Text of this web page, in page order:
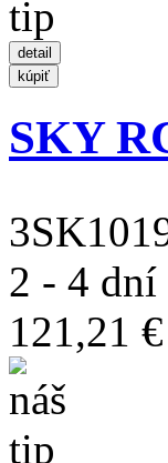
SKY
2 - 4 dní
121,21 €